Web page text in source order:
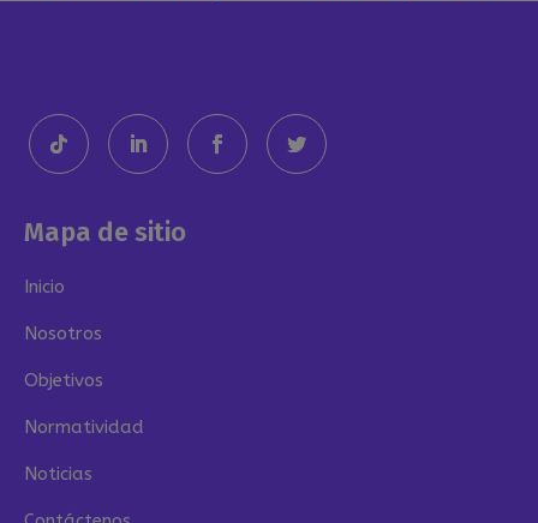
Mapa de sitio
Inicio
Nosotros
Objetivos
Normatividad
Noticias